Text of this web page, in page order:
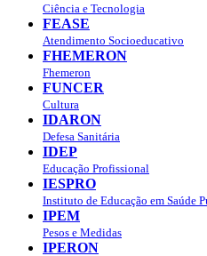
Ciência e Tecnologia
FEASE
Atendimento Socioeducativo
FHEMERON
Fhemeron
FUNCER
Cultura
IDARON
Defesa Sanitária
IDEP
Educação Profissional
IESPRO
Instituto de Educação em Saúde
IPEM
Pesos e Medidas
IPERON